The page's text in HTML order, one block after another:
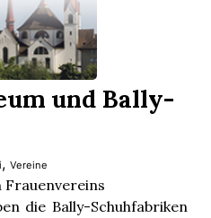
und Bally-
,Vereine
Frauenvereins
die Bally-Schuhfabriken